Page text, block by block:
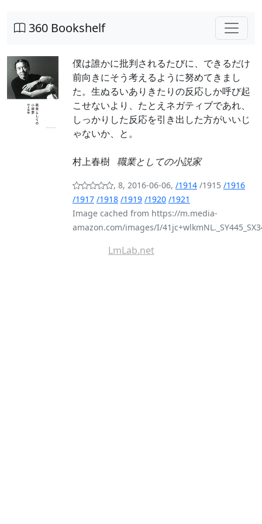
360 Bookshelf
僕は誰かに批判されるたびに、できるだけ
前向きにそう考えるように努めてきまし
た。生ぬるいありきたりの反応しか呼び起
こせないより、たとえネガティブであれ、
しっかりした反応を引き出した方がいいじ
ゃないか、と。
村上春樹 職業としての小説家
, 8, 2016-06-06, /1914 /1915 /1916
/1917 /1918 /1919 /1920 /1921
Image cached from https://m.media-
amazon.com/images/I/
LmLab.net